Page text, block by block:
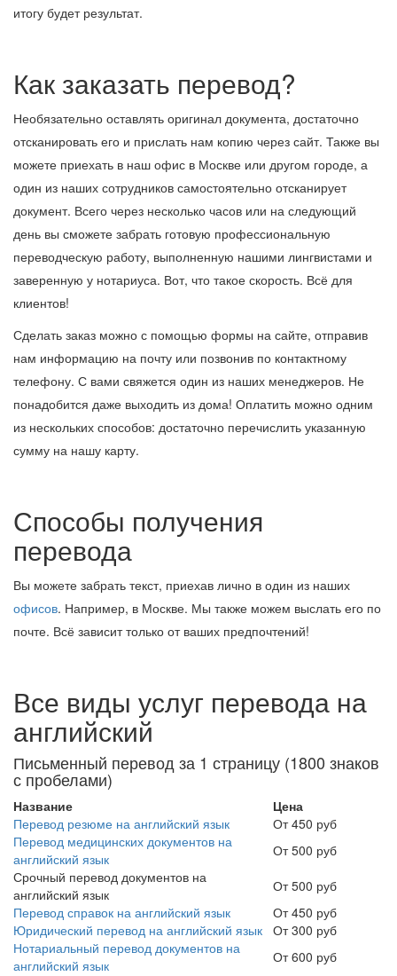
итогу будет результат.
Как заказать перевод?
Необязательно оставлять оригинал документа, достаточно
отсканировать его и прислать нам копию через сайт. Также вы
можете приехать в наш офис в Москве или другом городе, а
один из наших сотрудников самостоятельно отсканирует
документ. Всего через несколько часов или на следующий
день вы сможете забрать готовую профессиональную
переводческую работу, выполненную нашими лингвистами и
заверенную у нотариуса. Вот, что такое скорость. Всё для
клиентов!
Сделать заказ можно с помощью формы на сайте, отправив
нам информацию на почту или позвонив по контактному
телефону. С вами свяжется один из наших менеджеров. Не
понадобится даже выходить из дома! Оплатить можно одним
из нескольких способов: достаточно перечислить указанную
сумму на нашу карту.
Способы получения
перевода
Вы можете забрать текст, приехав лично в один из наших
офисов. Например, в Москве. Мы также можем выслать его по
почте. Всё зависит только от ваших предпочтений!
Все виды услуг перевода на
английский
Письменный перевод за 1 страницу (1800 знаков
с пробелами)
Название
Цена
Перевод резюме на английский язык
От 450 руб
Перевод медицинских документов на
английский язык
От 500 руб
Срочный перевод документов на
английский язык
От 500 руб
Перевод справок на английский язык
От 450 руб
Юридический перевод на английский язык От 300 руб
Нотариальный перевод документов на
английский язык
От 600 руб